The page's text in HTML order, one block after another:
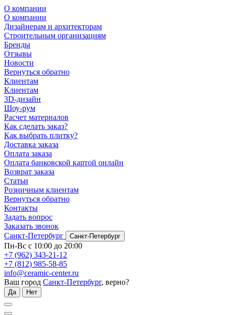
О компании
О компании
Дизайнерам и архитекторам
Строительным организациям
Бренды
Отзывы
Новости
Вернуться обратно
Клиентам
Клиентам
3D-дизайн
Шоу-рум
Расчет материалов
Как сделать заказ?
Как выбрать плитку?
Доставка заказа
Оплата заказа
Оплата банковской картой онлайн
Возврат заказа
Статьи
Розничным клиентам
Вернуться обратно
Контакты
Задать вопрос
Заказать звонок
Санкт-Петербург
Санкт-Петербург
Пн-Вс с 10:00 до 20:00
+7 (962) 343-21-12
+7 (812) 985-58-85
info@ceramic-center.ru
Ваш город Санкт-Петербург, верно?
Да Нет